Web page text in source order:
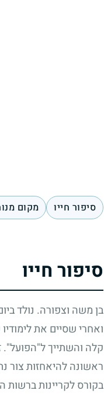
סיפור חייו מקום
סיפור חייו
בן משה וצפורה. נולד
ואחרי שסיים את
קלה והשתייך ל"הפועל".
ראשונה להיאחזות צור
בקורס לקריינות ברשות